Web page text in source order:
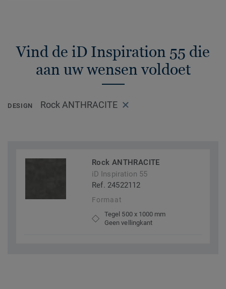
Vind de iD Inspiration 55 die
aan uw wensen voldoet
DESIGN Rock ANTHRACITE
Rock ANTHRACITE
iD Inspiration 55
Ref. 24522112
Formaat
Tegel 500 x 1000 mm
Geen vellingkant